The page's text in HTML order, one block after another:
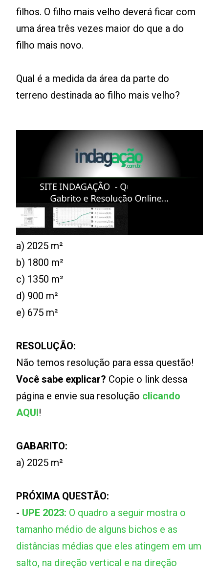
filhos. O filho mais velho deverá ficar com
uma área três vezes maior do que a do
filho mais novo.
Qual é a medida da área da parte do
terreno destinada ao filho mais velho?
a) 2025 m²
b) 1800 m²
c) 1350 m²
d) 900 m²
e) 675 m²
RESOLUÇÃO:
Não temos resolução para essa questão!
Você sabe explicar? Copie o link dessa
página e envie sua resolução clicando
AQUI!
GABARITO:
a) 2025 m²
PRÓXIMA QUESTÃO:
- UPE 2023: O quadro a seguir mostra o
tamanho médio de alguns bichos e as
distâncias médias que eles atingem em um
salto, na direção vertical e na direção